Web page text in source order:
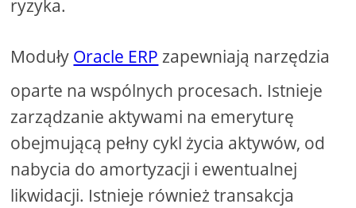
ryzyka.
Moduły Oracle ERP zapewniają narzędzia
oparte na wspólnych procesach. Istnieje
zarządzanie aktywami na emeryturę
obejmującą pełny cykl życia aktywów, od
nabycia do amortyzacji i ewentualnej
likwidacji. Istnieje również transakcja